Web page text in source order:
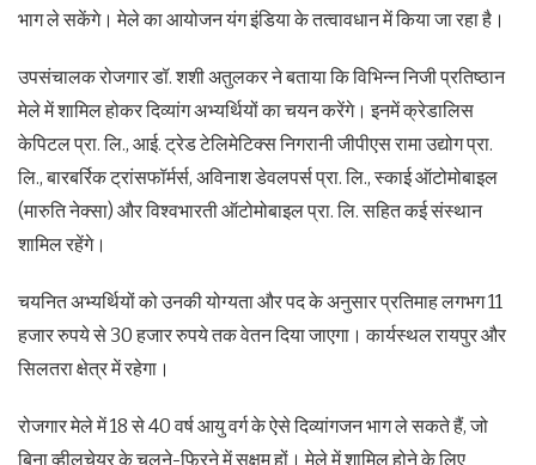
भाग ले सकेंगे। मेले का आयोजन यंग इंडिया के तत्वावधान में किया जा रहा है।
उपसंचालक रोजगार डॉ. शशी अतुलकर ने बताया कि विभिन्न निजी प्रतिष्ठान
मेले में शामिल होकर दिव्यांग अभ्यर्थियों का चयन करेंगे। इनमें क्रेडालिस
केपिटल प्रा. लि., आई. ट्रेड टेलिमेटिक्स निगरानी जीपीएस रामा उद्योग प्रा.
लि., बारबर्रिक ट्रांसफॉर्मर्स, अविनाश डेवलपर्स प्रा. लि., स्काई ऑटोमोबाइल
(मारुति नेक्सा) और विश्वभारती ऑटोमोबाइल प्रा. लि. सहित कई संस्थान
शामिल रहेंगे।
चयनित अभ्यर्थियों को उनकी योग्यता और पद के अनुसार प्रतिमाह लगभग 11
हजार रुपये से 30 हजार रुपये तक वेतन दिया जाएगा। कार्यस्थल रायपुर और
सिलतरा क्षेत्र में रहेगा।
रोजगार मेले में 18 से 40 वर्ष आयु वर्ग के ऐसे दिव्यांगजन भाग ले सकते हैं, जो
बिना व्हीलचेयर के चलने-फिरने में सक्षम हों। मेले में शामिल होने के लिए